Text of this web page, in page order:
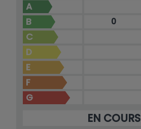
A
B 0
C
D
E
F
G
EN COURS